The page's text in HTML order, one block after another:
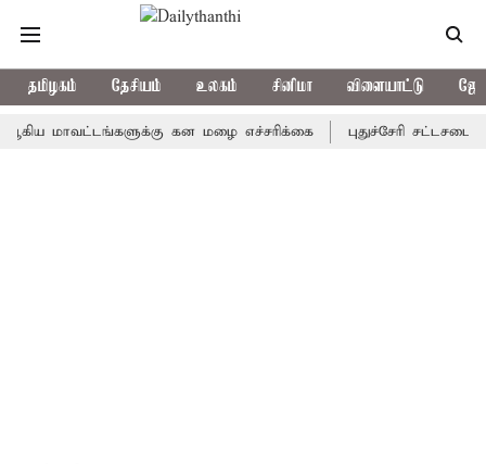
தமிழகம் தேசியம் உலகம் சினிமா விளையாட்டு
கன மழை எச்சரிக்கை புதுச்சேரி சட்டசபையில்